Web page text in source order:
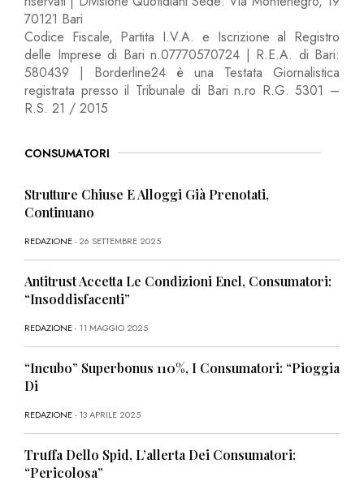
70121 Bari
Codice Fiscale, Partita I.V.A. e Iscrizione al Registro
delle Imprese di Bari n.07770570724 | R.E.A. di Bari:
580439 | Borderline24 è una Testata Giornalistica
registrata presso il Tribunale di Bari n.ro R.G. 5301 –
R.S. 21 / 2015
CONSUMATORI
Strutture Chiuse E Alloggi Già Prenotati,
Continuano
REDAZIONE- 26 SETTEMBRE 2025
Antitrust Accetta Le Condizioni Enel, Consumatori:
“Insoddisfacenti”
REDAZIONE- 11 MAGGIO 2025
“Incubo” Superbonus 110%, I Consumatori: “Pioggia
Di
REDAZIONE- 13 APRILE 2025
Truffa Dello Spid, L’allerta Dei Consumatori:
“Pericolosa”